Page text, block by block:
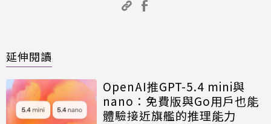
延伸閱讀
OpenAI推GPT-5.4 mini與
nano：免費版與Go用戶也能
體驗接近旗艦的推理能力